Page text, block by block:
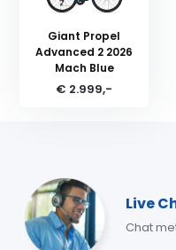
Giant Propel
Advanced 2 2026
Mach Blue
€ 2.999,-
Live
Chat